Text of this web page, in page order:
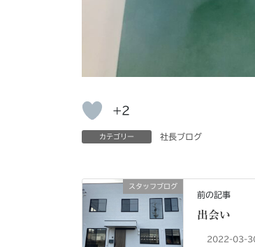
+2
カテゴリー 社長ブログ
スタッフブログ
前の記事
出会い
2022-03-